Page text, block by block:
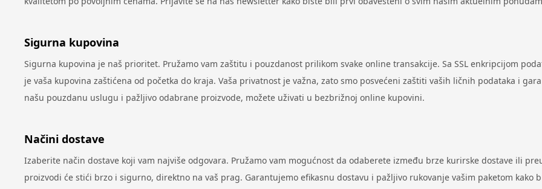
Sigurna kupovina
Sigurna kupovina je naš prioritet. Pružamo vam zaštitu i pouzdanost prilikom svake online transakcije. Sa SSL enkripcijom
je vaša kupovina zaštićena od početka do kraja. Vaša privatnost je važna, zato smo posvećeni zaštiti vaših ličnih podataka i
našu pouzdanu uslugu i pažljivo odabrane proizvode, možete uživati u bezbrižnoj online kupovini.
Načini dostave
Izaberite način dostave koji vam najviše odgovara. Pružamo vam mogućnost da odaberete između brze kurirske dostave ili
proizvodi će stići brzo i sigurno, direktno na vaš prag. Garantujemo efikasnu dostavu i pažljivo rukovanje vašim paketom kako